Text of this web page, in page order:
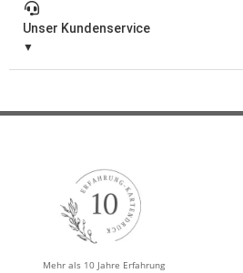
Unser Kundenservice
Mehr als 10 Jahre Erfahrung